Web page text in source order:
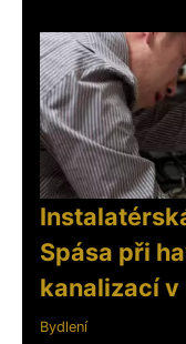
Spása při
kanalizací v
Bydlení